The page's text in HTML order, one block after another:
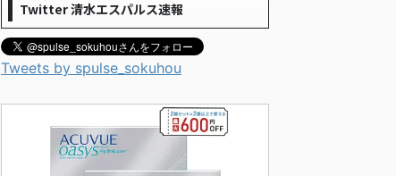
Twitter 清水エスパルス速報
Tweets by spulse_sokuhou